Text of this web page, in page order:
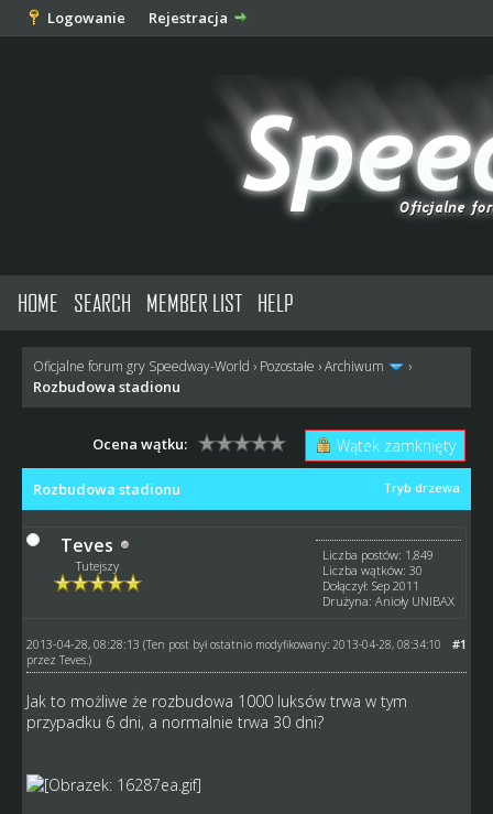
Logowanie Rejestracja
HOME SEARCH MEMBER LIST HELP
Oficjalne forum gry Speedway-World › Pozostałe ›Archiwum ›
Rozbudowa stadionu
Wątek zamknięty
Ocena wątku:
Tryb drzewa
Rozbudowa stadionu
Teves
Tutejszy
Liczba postów: 1,849
Liczba wątków: 30
Dołączył: Sep 2011
Drużyna: Anioły UNIBAX
#1
2013-04-28, 08:28:13 (Ten post był ostatnio modyfikowany: 2013-04-28, 08:34:10
przez Teves.)
Jak to możliwe że rozbudowa 1000 luksów trwa w tym
przypadku 6 dni, a normalnie trwa 30 dni?